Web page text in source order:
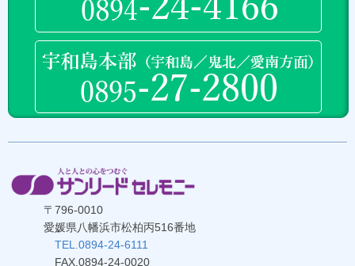
〒796-0010
愛媛県八幡浜市松柏丙516番地
TEL.0894-24-6111
FAX.0894-24-0020